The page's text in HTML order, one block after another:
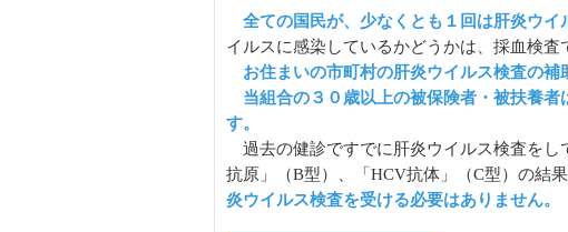
全ての国民が、少なくとも１回は肝炎ウイ
イルスに感染しているかどうかは、採血検査
お住まいの市町村の肝炎ウイルス検査の補
当組合の３０歳以上の被保険者・被扶養者
す。
過去の健診ですでに肝炎ウイルス検査をし
抗原」（B型）、「HCV抗体」（C型）の結
炎ウイルス検査を受ける必要はありません。